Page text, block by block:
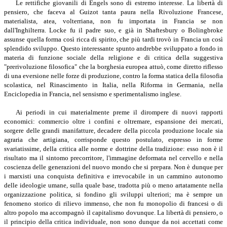
Le rettifiche giovanili di Engels sono di estremo interesse. La libertà di
pensiero, che faceva al Guizot tanta paura nella Rivoluzione Francese,
materialista, atea, volterriana, non fu importata in Francia se non
dall'Inghilterra. Locke fu il padre suo, e già in Shaftesbury o Bolingbroke
assunse quella forma così ricca di spirito, che più tardi trovò in Francia un così
splendido sviluppo. Questo interessante spunto andrebbe sviluppato a fondo in
materia di funzione sociale della religione e di critica della suggestiva
"prerivoluzione filosofica" che la borghesia europea attuò, come diretto riflesso
di una eversione nelle forze di produzione, contro la forma statica della filosofia
scolastica, nel Rinascimento in Italia, nella Riforma in Germania, nella
Enciclopedia in Francia, nel sensismo e sperimentalismo inglese.
Ai periodi in cui materialmente preme il dirompere di nuovi rapporti
economici: commercio oltre i confini e oltremare, espansione dei mercati,
sorgere delle grandi manifatture, decadere della piccola produzione locale sia
agraria che artigiana, corrisponde questo postulato, espresso in forme
svariatissime, della critica alle norme e dottrine della tradizione: esso non è il
risultato ma il sintomo precorritore, l'immagine deformata nel cervello e nella
coscienza delle generazioni del nuovo mondo che si prepara. Non è dunque per
i marxisti una conquista definitiva e irrevocabile in un cammino autonomo
delle ideologie umane, sulla quale base, tradotta più o meno artatamente nella
organizzazione politica, si fondino gli sviluppi ulteriori; ma è sempre un
fenomeno storico di rilievo immenso, che non fu monopolio di francesi o di
altro popolo ma accompagnò il capitalismo dovunque. La libertà di pensiero, o
il principio della critica individuale, non sono dunque da noi accettati come